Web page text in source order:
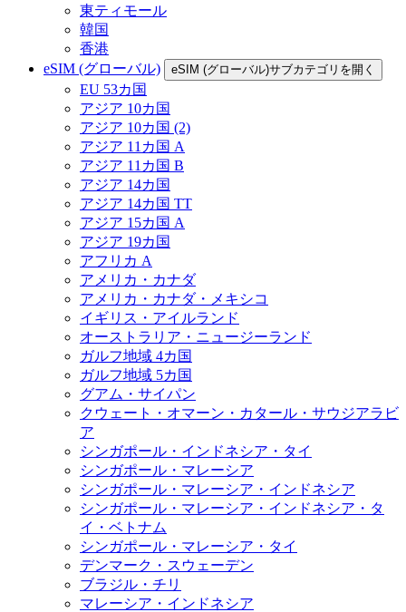
東ティモール
韓国
香港
eSIM (グローバル)
eSIM (グローバル)サブカテゴリを開く
EU 53カ国
アジア 10カ国
アジア 10カ国 (2)
アジア 11カ国 A
アジア 11カ国 B
アジア 14カ国
アジア 14カ国 TT
アジア 15カ国 A
アジア 19カ国
アフリカ A
アメリカ・カナダ
アメリカ・カナダ・メキシコ
イギリス・アイルランド
オーストラリア・ニュージーランド
ガルフ地域 4カ国
ガルフ地域 5カ国
グアム・サイパン
クウェート・オマーン・カタール・サウジアラビ
ア
シンガポール・インドネシア・タイ
シンガポール・マレーシア
シンガポール・マレーシア・インドネシア
シンガポール・マレーシア・インドネシア・タ
イ・ベトナム
シンガポール・マレーシア・タイ
デンマーク・スウェーデン
ブラジル・チリ
マレーシア・インドネシア